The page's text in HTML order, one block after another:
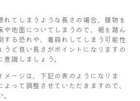
れてしまうような長さの場合、履物を
や地面についてしまうので、裾を踏ん
する恐れや、着崩れしてしまう可能性
うど良い長さがポイントになりますの
識しましょう。
メージは、下記の表のようになりま
って調整させていただきますので、